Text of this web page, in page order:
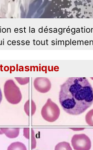
est la
cesse tout